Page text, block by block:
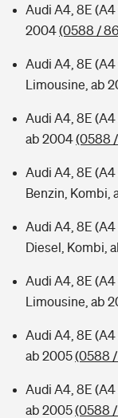
Audi A4, 8E (A4
2004(0588 /
Audi A4, 8E (A4
Limousine, ab
Audi A4, 8E (A4
ab 2004(0588
Audi A4, 8E (A4
Benzin, Kombi,
Audi A4, 8E (A4
Diesel, Kombi,
Audi A4, 8E (A4
Limousine, ab
Audi A4, 8E (A4
ab 2005(0588
Audi A4, 8E (A4
ab 2005(0588